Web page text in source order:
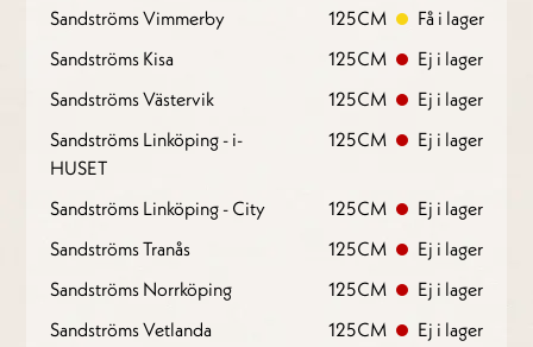
Sandströms Vimmerby 125CM
Få i lager
Sandströms Kisa
125CM
Ej i lager
Sandströms Västervik
125CM
Ej i lager
Sandströms Linköping - i-
HUSET
125CM Ej i lager
Sandströms Linköping - City 125CM
Ej i lager
Sandströms Tranås
125CM
Ej i lager
Sandströms Norrköping
125CM
Ej i lager
Sandströms Vetlanda
125CM
Ej i lager